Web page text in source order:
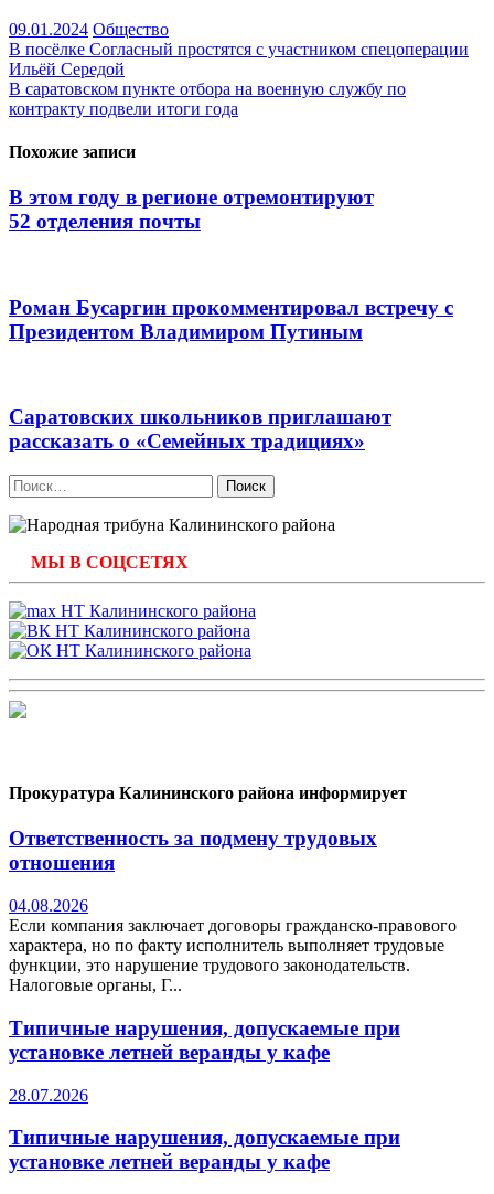
09.01.2024 Общество
Навигация
по
записям
В посёлке Согласный простятся с участником спецоперации
Ильёй Середой
В саратовском пункте отбора на военную службу по
контракту подвели итоги года
Похожие записи
В этом году в регионе отремонтируют
52 отделения почты
Роман Бусаргин прокомментировал встречу с
Президентом Владимиром Путиным
Саратовских школьников приглашают
рассказать о «Семейных традициях»
Найти:
МЫ В СОЦСЕТЯХ
Прокуратура Калининского района информирует
Ответственность за подмену трудовых
отношения
04.08.2026
Если компания заключает договоры гражданско-правового
характера, но по факту исполнитель выполняет трудовые
функции, это нарушение трудового законодательств.
Налоговые органы, Г...
Типичные нарушения, допускаемые при
установке летней веранды у кафе
28.07.2026
Типичные нарушения, допускаемые при
установке летней веранды у кафе